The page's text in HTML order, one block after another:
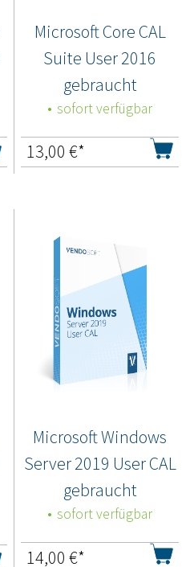
Microsoft Core CAL
Suite User 2016
gebraucht
sofort verfügbar
13,00 €*
Microsoft Windows
Server 2019 User CAL
gebraucht
sofort verfügbar
14,00 €*